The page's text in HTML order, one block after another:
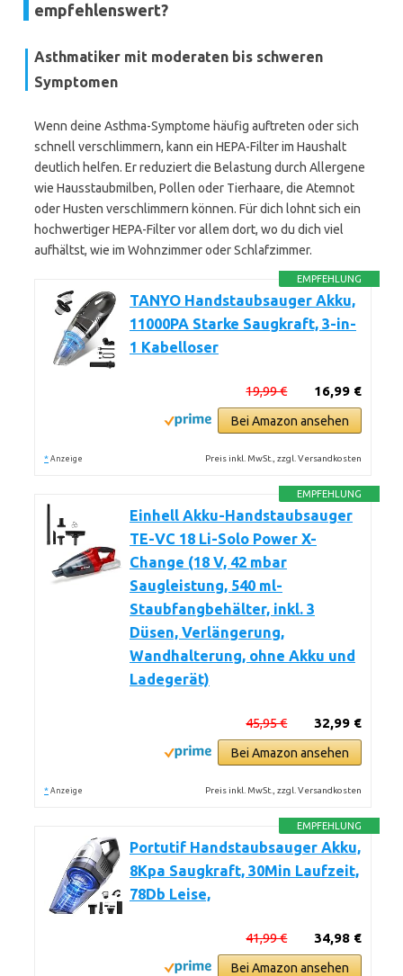
empfehlenswert?
Asthmatiker mit moderaten bis schweren
Symptomen
Wenn deine Asthma-Symptome häufig auftreten oder sich
schnell verschlimmern, kann ein HEPA-Filter im Haushalt
deutlich helfen. Er reduziert die Belastung durch Allergene
wie Hausstaubmilben, Pollen oder Tierhaare, die Atemnot
oder Husten verschlimmern können. Für dich lohnt sich ein
hochwertiger HEPA-Filter vor allem dort, wo du dich viel
aufhältst, wie im Wohnzimmer oder Schlafzimmer.
EMPFEHLUNG
TANYO Handstaubsauger Akku,
11000PA Starke Saugkraft, 3-in-
1 Kabelloser
16,99 €
19,99 €
Bei Amazon ansehen
* Anzeige Preis inkl. MwSt., zzgl. Versandkosten
EMPFEHLUNG
Einhell Akku-Handstaubsauger
TE-VC 18 Li-Solo Power X-
Change (18 V, 42 mbar
Saugleistung, 540 ml-
Staubfangbehälter, inkl. 3
Düsen, Verlängerung,
Wandhalterung, ohne Akku und
Ladegerät)
32,99 €
45,95 €
Bei Amazon ansehen
* Anzeige Preis inkl. MwSt., zzgl. Versandkosten
EMPFEHLUNG
Portutif Handstaubsauger Akku,
8Kpa Saugkraft, 30Min Laufzeit,
78Db Leise,
34,98 €
41,99 €
Bei Amazon ansehen